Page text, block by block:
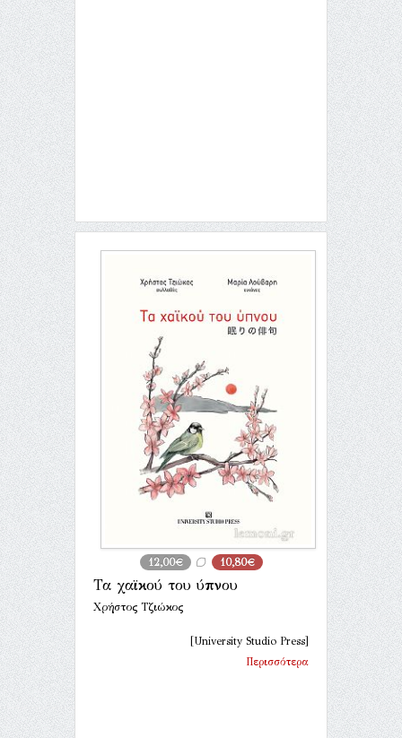
12,00€ 10,80€
Τα χαϊκού του ύπνου
Χρήστος Τζιώκος
[University Studio Press]
Περισσότερα